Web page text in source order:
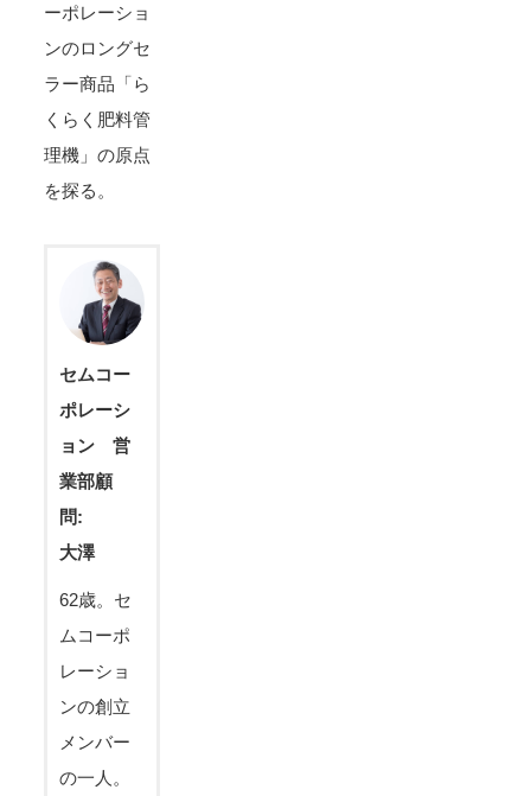
ーポレーショ
ンのロングセ
ラー商品「ら
くらく肥料管
理機」の原点
を探る。
セムコー
ポレーシ
ョン 営
業部顧
問:
大澤
62歳。セ
ムコーポ
レーショ
ンの創立
メンバー
の一人。